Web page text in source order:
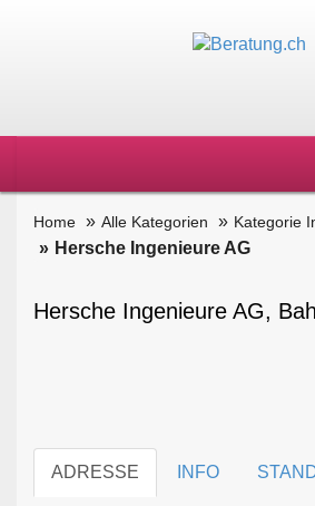
Home Alle Kategorien Kategorie
Hersche Ingenieure AG
Hersche Ingenieure AG,
ADRESSE INFO